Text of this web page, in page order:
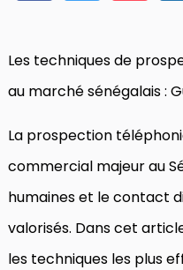
Les techniques de
au marché sénégalais :
La prospection
commercial majeur au
humaines et le contact
valorisés. Dans cet
les techniques les plus